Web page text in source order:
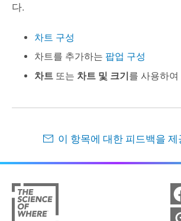
다.
차트 구성
차트를 추가하는 팝업 구성
차트 또는 차트 및 크기를 사용하여
이 항목에 대한 피드백을